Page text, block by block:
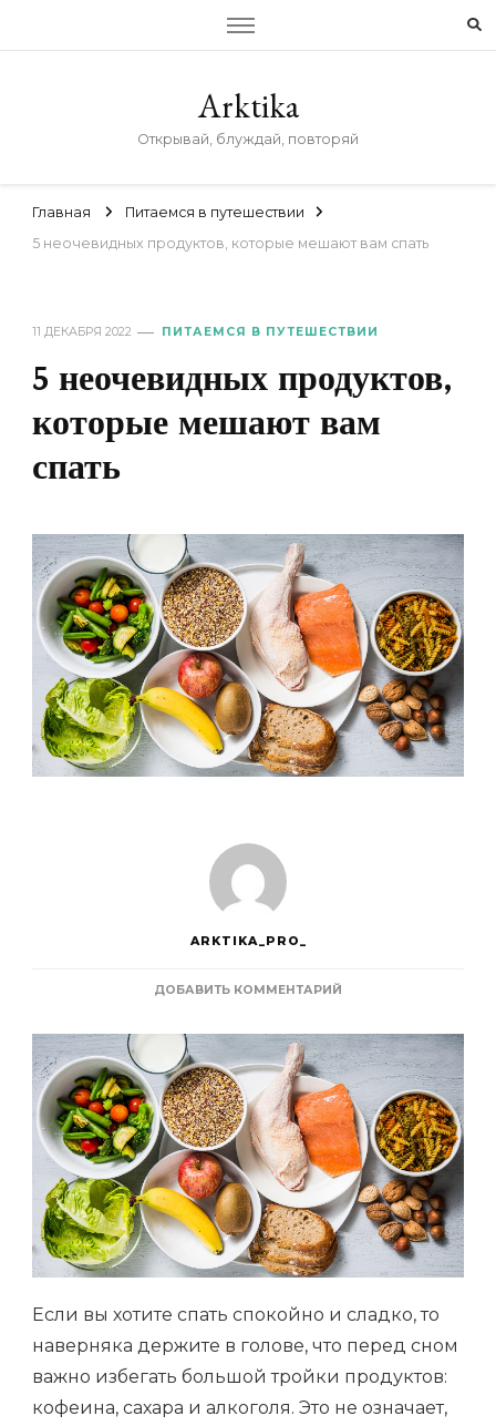
Arktika
Открывай, блуждай, повторяй
Главная
Питаемся в путешествии
5 неочевидных продуктов, которые мешают вам спать
11 ДЕКАБРЯ 2022 ПИТАЕМСЯ В ПУТЕШЕСТВИИ
5 неочевидных продуктов,
которые мешают вам
спать
ARKTIKA_PRO_
ДОБАВИТЬ КОММЕНТАРИЙ
НЕОЧЕВИДНЫХ
ПРОДУКТОВ,
КОТОРЫЕ
МЕШАЮТ
ВАМ
СПАТЬ
Если вы хотите спать спокойно и сладко, то
наверняка держите в голове, что перед сном
важно избегать большой тройки продуктов:
кофеина, сахара и алкоголя. Это не означает,